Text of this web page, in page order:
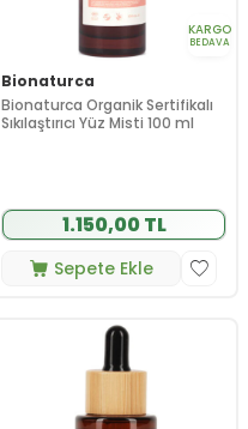
KARGO
BEDAVA
Bionaturca
Bionaturca Organik Sertifikalı
Sıkılaştırıcı Yüz Misti 100 ml
1.150,00 TL
Sepete Ekle